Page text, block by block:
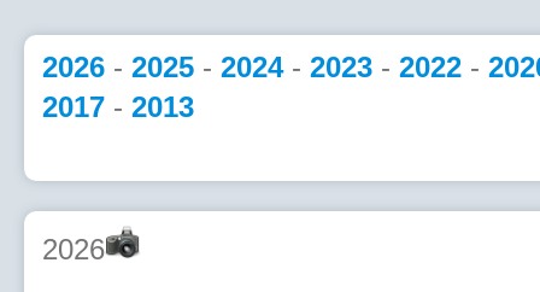
2026 - 2025 - 2024- 2023 - 2022 -
2017 - 2013
2026